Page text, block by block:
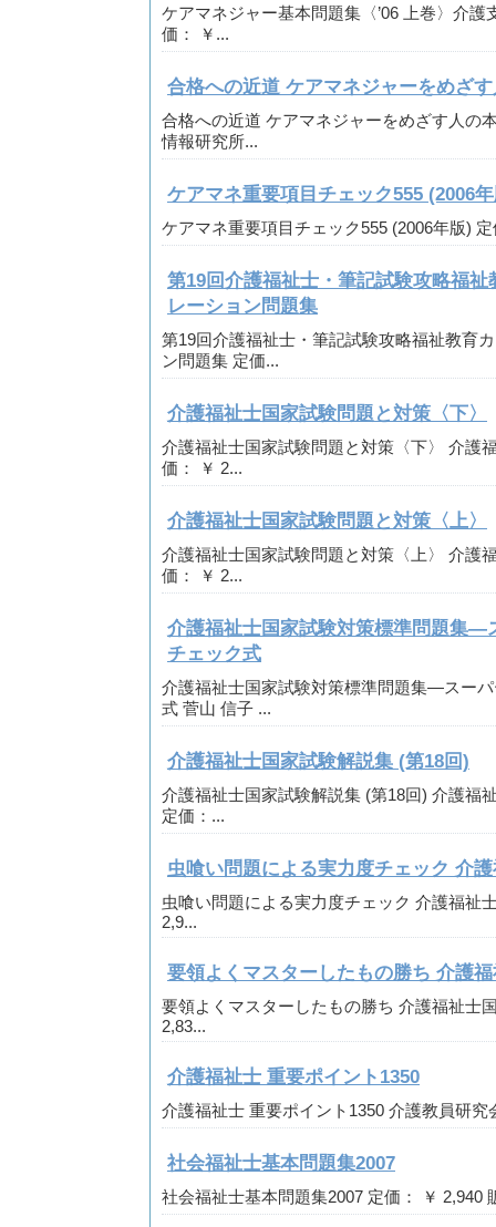
ケアマネジャー基本問題集〈’06 上巻〉介
価： ￥...
合格への近道 ケアマネジャーをめざす
合格への近道 ケアマネジャーをめざす人の
情報研究所...
ケアマネ重要項目チェック555 (2006
ケアマネ重要項目チェック555 (2006年版)
第19回介護福祉士・筆記試験攻略福
レーション問題集
第19回介護福祉士・筆記試験攻略福祉教育
ン問題集 定価...
介護福祉士国家試験問題と対策〈下〉
介護福祉士国家試験問題と対策〈下〉 介護
価： ￥ 2...
介護福祉士国家試験問題と対策〈上〉
介護福祉士国家試験問題と対策〈上〉 介護
価： ￥ 2...
介護福祉士国家試験対策標準問題集―
チェック式
介護福祉士国家試験対策標準問題集―スー
式 菅山 信子 ...
介護福祉士国家試験解説集 (第18回)
介護福祉士国家試験解説集 (第18回) 介護福
定価：...
虫喰い問題による実力度チェック 介
虫喰い問題による実力度チェック 介護福祉
2,9...
要領よくマスターしたもの勝ち 介護
要領よくマスターしたもの勝ち 介護福祉士
2,83...
介護福祉士 重要ポイント1350
介護福祉士 重要ポイント1350 介護教員研究
社会福祉士基本問題集2007
社会福祉士基本問題集2007 定価： ￥ 2,940